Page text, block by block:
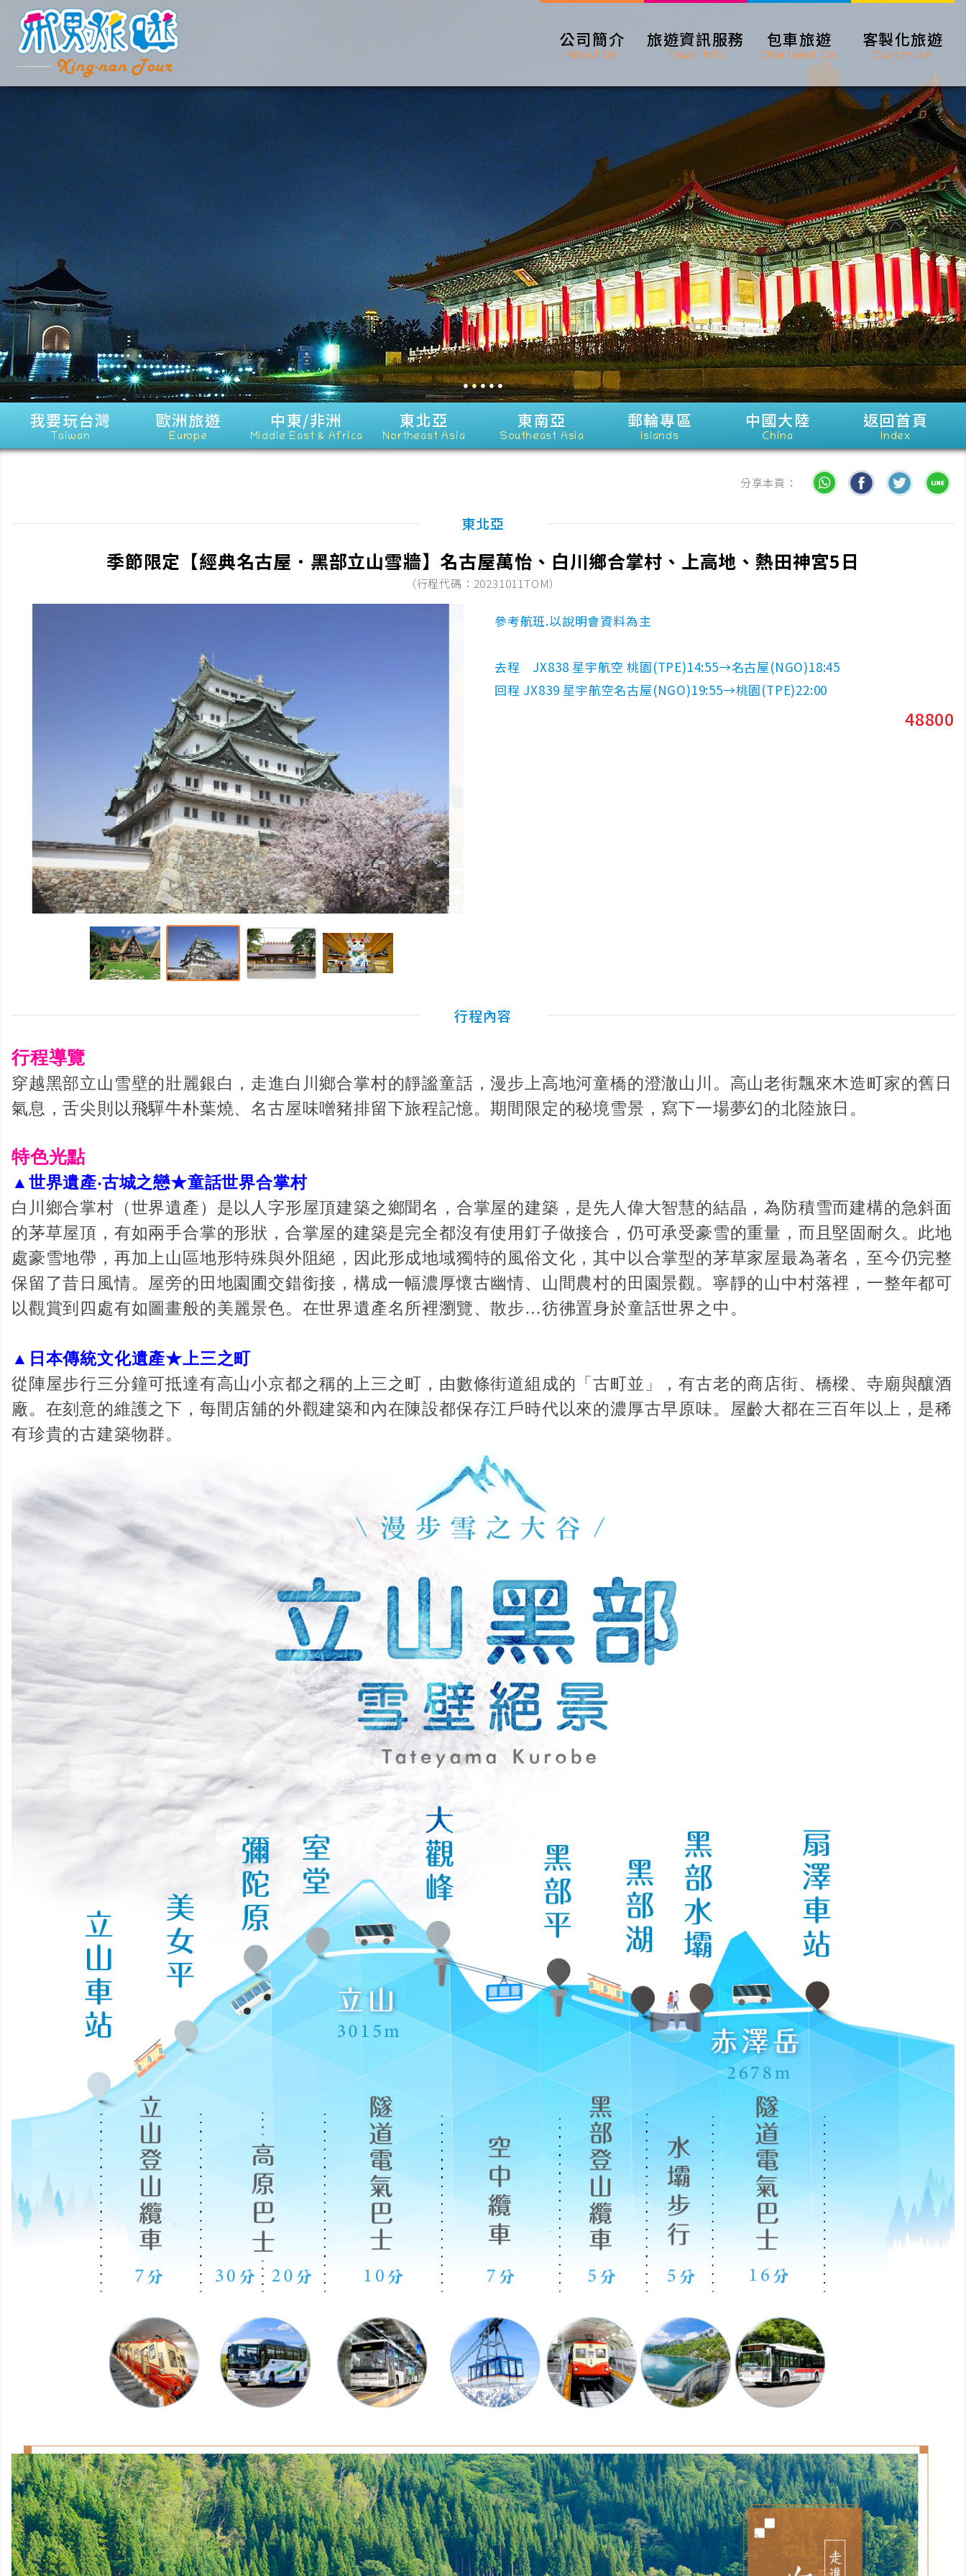
● ● ● ● ●
我要玩台灣
Taiwan
歐洲旅遊
Europe
中東/非洲
Middle East & Africa
東北亞
Northeast Asia
東南亞
Southeast Asia
郵輪專區
Islands
中國大陸
China
返回首頁
Index
分享本頁：
東北亞
季節限定【經典名古屋．黑部立山雪牆】名古屋萬怡、白川鄉合掌村、上高地、熱田神宮5日
（行程代碼：20231011TOM）
參考航班.以說明會資料為主
去程 JX838 星宇航空 桃園(TPE)14:55→名古屋(NGO)18:45
回程 JX839 星宇航空名古屋(NGO)19:55→桃園(TPE)22:00
48800
行程內容
行程導覽
穿越黑部立山雪壁的壯麗銀白，走進白川鄉合掌村的靜謐童話，漫步上高地河童橋的澄澈山川。高山老街飄來木造町家的舊日
氣息，舌尖則以飛驒牛朴葉燒、名古屋味噌豬排留下旅程記憶。期間限定的秘境雪景，寫下一場夢幻的北陸旅日。
特色光點
▲世界遺產‧古城之戀★童話世界合掌村
白川鄉合掌村（世界遺產）是以人字形屋頂建築之鄉聞名，合掌屋的建築，是先人偉大智慧的結晶，為防積雪而建構的急斜面
的茅草屋頂，有如兩手合掌的形狀，合掌屋的建築是完全都沒有使用釘子做接合，仍可承受豪雪的重量，而且堅固耐久。此地
處豪雪地帶，再加上山區地形特殊與外阻絕，因此形成地域獨特的風俗文化，其中以合掌型的茅草家屋最為著名，至今仍完整
保留了昔日風情。屋旁的田地園圃交錯銜接，構成一幅濃厚懷古幽情、山間農村的田園景觀。寧靜的山中村落裡，一整年都可
以觀賞到四處有如圖畫般的美麗景色。在世界遺產名所裡瀏覽、散步…彷彿置身於童話世界之中。
▲日本傳統文化遺產★上三之町
從陣屋步行三分鐘可抵達有高山小京都之稱的上三之町，由數條街道組成的「古町並」，有古老的商店街、橋樑、寺廟與釀酒
廠。在刻意的維護之下，每間店舖的外觀建築和內在陳設都保存江戶時代以來的濃厚古早原味。屋齡大都在三百年以上，是稀
有珍貴的古建築物群。
公司簡介
About Us
旅遊資訊服務
Travel Info
包車旅遊
Chartered Car
客製化旅遊
Customize